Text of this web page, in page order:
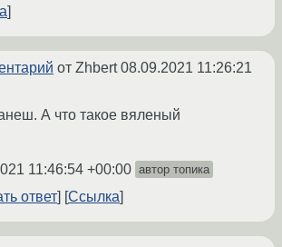
от Zhbert08.09.2021 11:26:21
А что такое вяленый
11:46:54 +00:00 автор топика
ответ Ссылка